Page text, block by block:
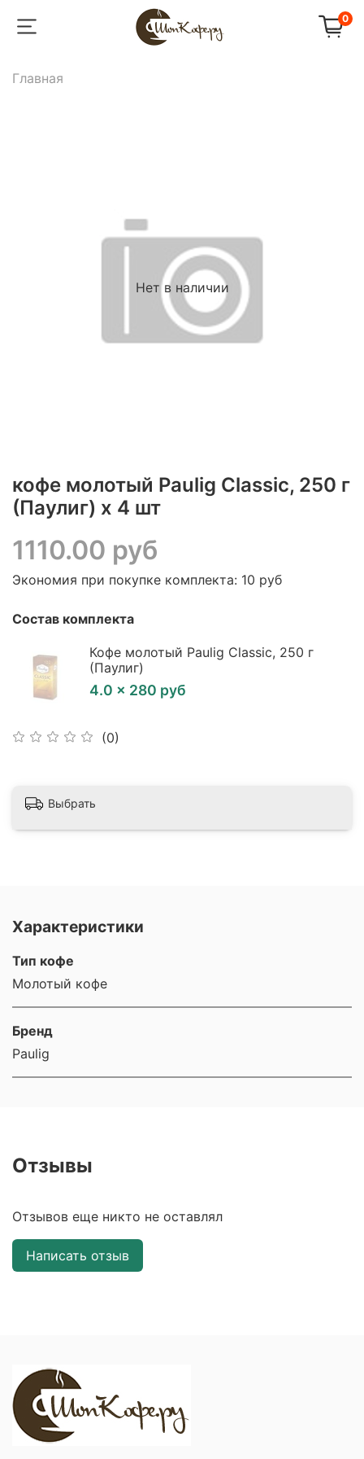
0
Главная
Нет в наличии
кофе молотый Paulig Classic, 250 г
(Паулиг) х 4 шт
(0)
1110.00 руб
Экономия при покупке комплекта: 10 руб
Состав комплекта
Кофе молотый Paulig Classic, 250 г
(Паулиг)
4.0 × 280 руб
Выбрать
Характеристики
Тип кофе
Молотый кофе
Бренд
Paulig
Отзывы
Отзывов еще никто не оставлял
Написать отзыв